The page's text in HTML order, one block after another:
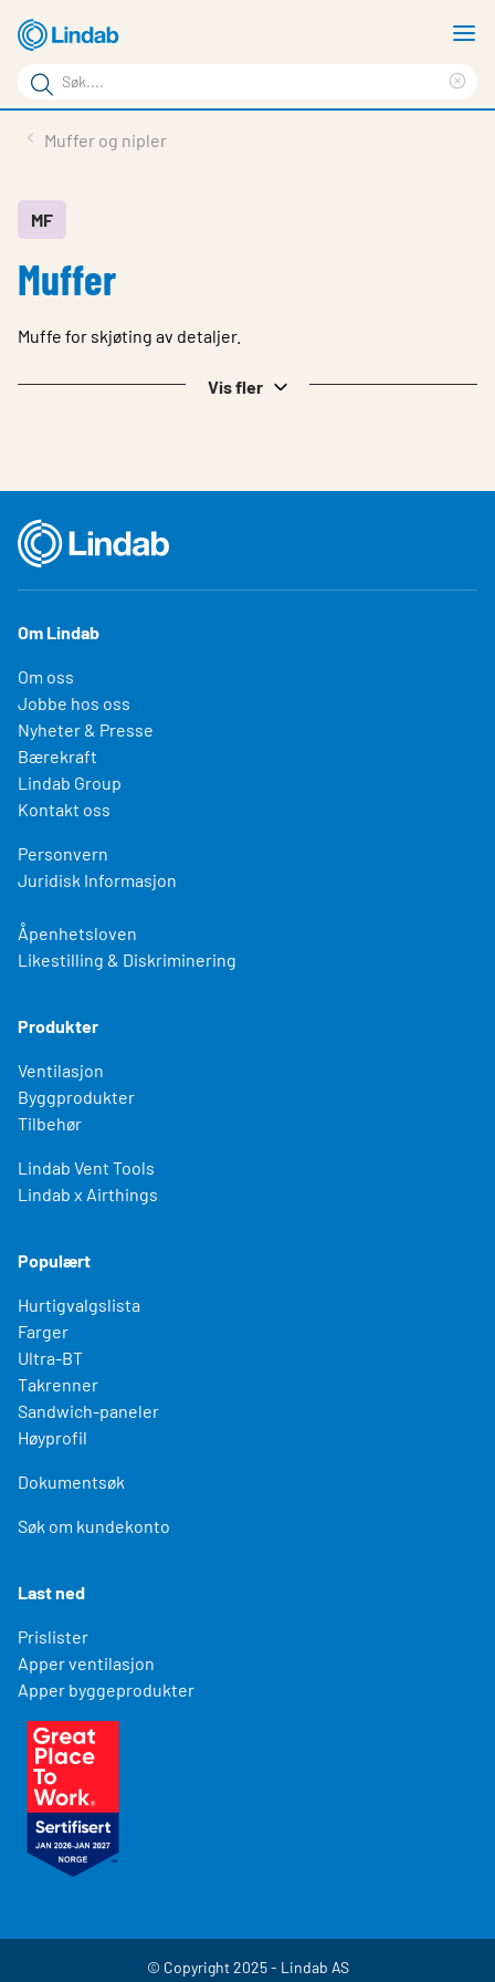
hovedinnhold
Søkeord
Søk
på
Last ned
Om Lindab
Muffer og nipler
MF
Muffer
Muffe for skjøting av detaljer.
Vis fler
Om Lindab
Om oss
Jobbe hos oss
Nyheter & Presse
Bærekraft
Lindab Group
Kontakt oss
Personvern
Juridisk Informasjon
Åpenhetsloven
Likestilling & Diskriminering
Produkter
Ventilasjon
Byggprodukter
Tilbehør
Lindab Vent Tools
Lindab x Airthings
Populært
Hurtigvalgslista
Farger
Ultra-BT
Takrenner
Sandwich-paneler
Høyprofil
Dokumentsøk
Søk om kundekonto
Last ned
Prislister
Apper ventilasjon
Apper byggeprodukter
© Copyright 2025 - Lindab AS